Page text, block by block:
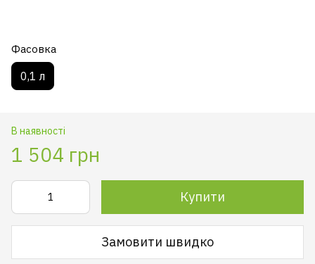
Фасовка
0,1 л
В наявності
1 504 грн
Купити
Замовити швидко